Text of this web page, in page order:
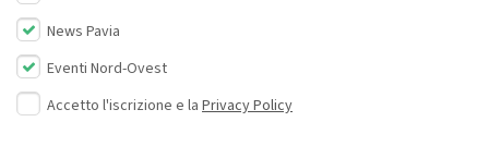
News Pavia
Eventi Nord-Ovest
Accetto l'iscrizione e la Privacy Policy